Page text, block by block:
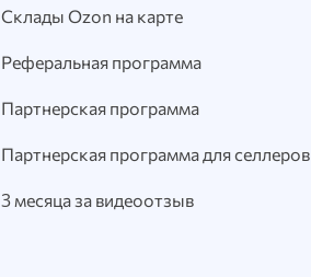
Склады Ozon на карте
Реферальная программа
Партнерская программа
Партнерская программа для селлеров
3 месяца за видеоотзыв